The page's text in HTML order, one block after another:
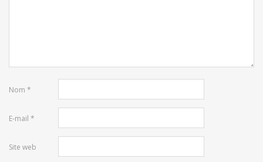
Nom *
E-mail *
Site web